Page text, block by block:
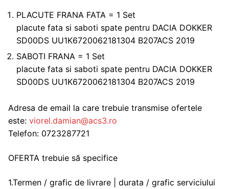
PLACUTE FRANA FATA = 1 Set
placute fata si saboti spate pentru DACIA DOKKER
SD00DS UU1K6720062181304 B207ACS 2019
SABOTI FRANA = 1 Set
placute fata si saboti spate pentru DACIA DOKKER
SD00DS UU1K6720062181304 B207ACS 2019
Adresa de email la care trebuie transmise ofertele
este: viorel.damian@acs3.ro
Telefon: 0723287721
OFERTA trebuie să specifice
1.Termen / grafic de livrare | durata / grafic serviciului